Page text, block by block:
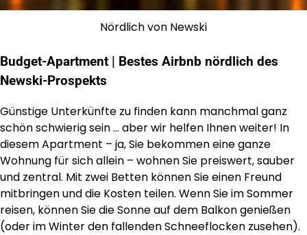
Nördlich von Newski
Budget-Apartment | Bestes Airbnb nördlich des
Newski-Prospekts
Günstige Unterkünfte zu finden kann manchmal ganz
schön schwierig sein … aber wir helfen Ihnen weiter! In
diesem Apartment – ja, Sie bekommen eine ganze
Wohnung für sich allein – wohnen Sie preiswert, sauber
und zentral. Mit zwei Betten können Sie einen Freund
mitbringen und die Kosten teilen. Wenn Sie im Sommer
reisen, können Sie die Sonne auf dem Balkon genießen
(oder im Winter den fallenden Schneeflocken zusehen).